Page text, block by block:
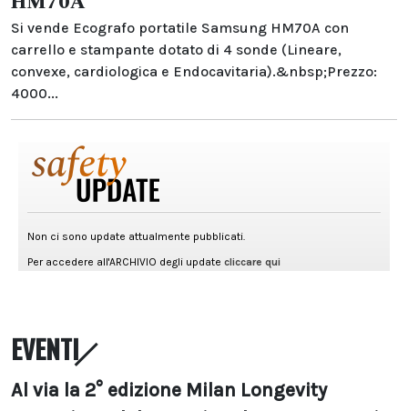
Si vende Ecografo portatile Samsung HM70A con
carrello e stampante dotato di 4 sonde (Lineare,
convexe, cardiologica e Endocavitaria).&nbsp;Prezzo:
4000...
EVENTI
Al via la 2° edizione Milan Longevity